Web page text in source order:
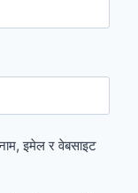
इमेल र वेबसाइट